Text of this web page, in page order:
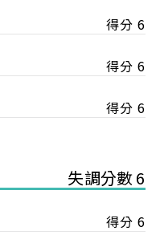
得分 6
得分 6
得分 6
失調分數 6
得分 6
，繳費資訊如下
入會時繳納；常年會
康培訓暨發展協會
分行